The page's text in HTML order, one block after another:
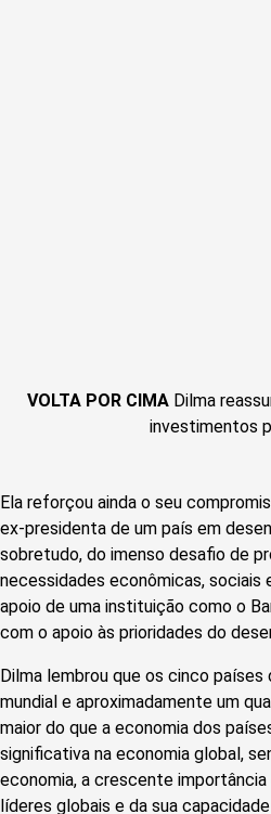
VOLTA POR CIMA Dilma
investimentos
Ela reforçou ainda o seu
ex-presidenta de um país em
sobretudo, do imenso desafio de
necessidades econômicas, sociais
apoio de uma instituição como o
com o apoio às prioridades do
Dilma lembrou que os cinco
mundial e aproximadamente um
maior do que a economia dos
significativa na economia global,
economia, a crescente
líderes globais e da sua